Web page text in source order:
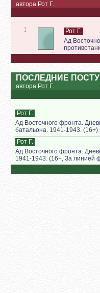
автора Рот Г.
1
Рот Г.
Ад
ПОСЛЕДНИЕ
автора Рот Г.
Рот Г.
Ад Восточного фронта.
батальона. 1941-1943. (16+)
Рот Г.
Ад Восточного фронта.
1941-1943. (16+, За линией